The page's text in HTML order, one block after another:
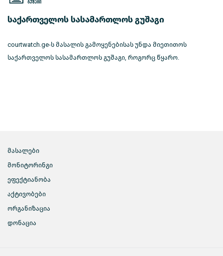
საქართველოს სასამართლოს გუშაგი
courtwatch.ge-ს მასალის გამოყენებისას უნდა მიეთითოს
საქართველოს სასამართლოს გუშაგი, როგორც წყარო.
მასალები
მონიტორინგი
ეფექტიანობა
აქტივობები
ორგანიზაცია
დონაცია